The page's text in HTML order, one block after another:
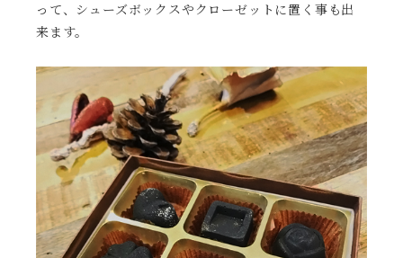
って、シューズボックスやクローゼットに置く事も出
来ます。